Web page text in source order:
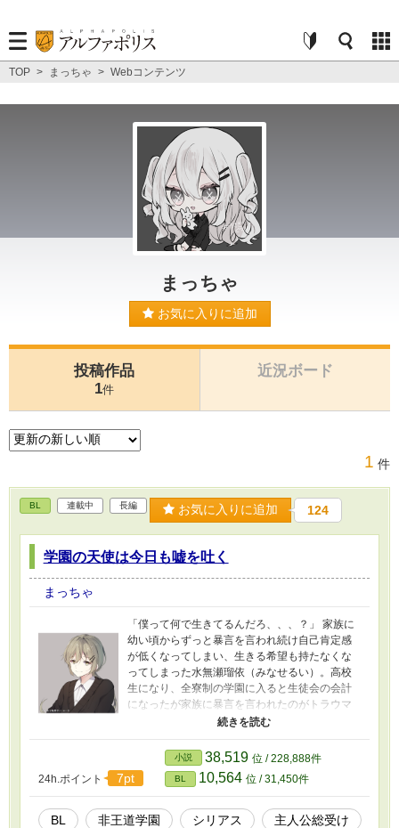
TOP > まっちゃ > Webコンテンツ
まっちゃ
お気に入りに追加
投稿作品
1件
近況ボード
1 件
BL 連載中 長編 お気に入りに追加 124
学園の天使は今日も嘘を吐く
まっちゃ
「僕って何で生きてるんだろ、、、？」 家族に
幼い頃からずっと暴言を言われ続け自己肯定感
が低くなってしまい、生きる希望も持たなくな
ってしまった水無瀬瑠依（みなせるい）。高校
生になり、全寮制の学園に入ると生徒会の会計
になったが家族に暴言を言われたのがトラウマ
になっており素の自分を出すのが怖くなってし
ーーーーーーーーーーーーーーーーーーーーー
ーーーーーーーーーーーーーーーーーーー 初投
稿です。文がおかしいところが多々あると思い
ますが温かい目で見てくれると嬉しいです。
24h.ポイント 7pt
小説 38,519 位 / 228,888件
BL 10,564 位 / 31,450件
BL 非王道学園 シリアス
主人公総受け